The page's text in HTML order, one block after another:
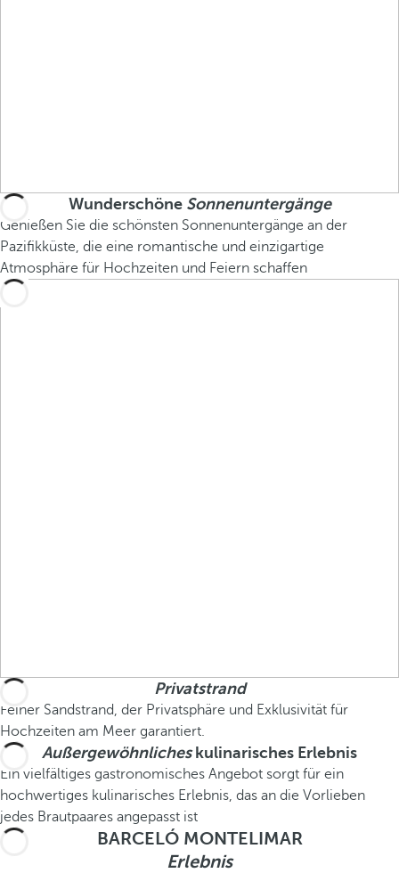
Wunderschöne Sonnenuntergänge
Genießen Sie die schönsten Sonnenuntergänge an der
Pazifikküste, die eine romantische und einzigartige
Atmosphäre für Hochzeiten und Feiern schaffen
Privatstrand
Feiner Sandstrand, der Privatsphäre und Exklusivität für
Hochzeiten am Meer garantiert.
Außergewöhnlicheskulinarisches Erlebnis
Ein vielfältiges gastronomisches Angebot sorgt für ein
hochwertiges kulinarisches Erlebnis, das an die Vorlieben
jedes Brautpaares angepasst ist
BARCELÓ MONTELIMAR
Erlebnis